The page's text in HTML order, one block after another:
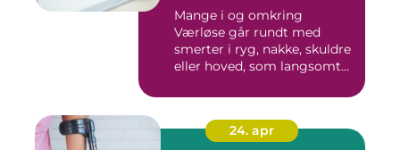
Mange i og omkring
Værløse går rundt med
smerter i ryg, nakke, skuldre
eller hoved, som langsomt
24. apr